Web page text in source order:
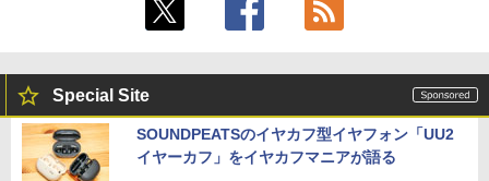
Special Site
SOUNDPEATSのイヤカフ型イヤフォン「UU2
イヤーカフ」をイヤカフマニアが語る